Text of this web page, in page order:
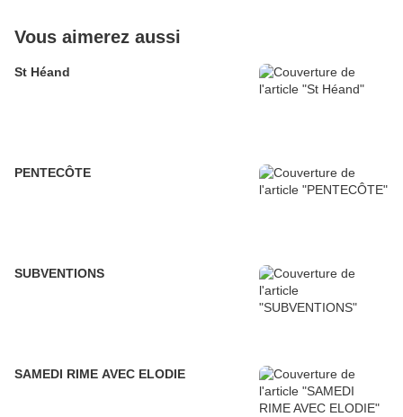
Vous aimerez aussi
St Héand
PENTECÔTE
SUBVENTIONS
SAMEDI RIME AVEC ELODIE